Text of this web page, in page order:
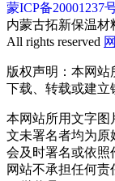
蒙ICP备20001237
内蒙古拓新保温
All rights reserved
版权声明：本网
下载、转载或建立
本网站所用文字图
文未署名者均为原
会及时署名或依照
网站不承担任何责